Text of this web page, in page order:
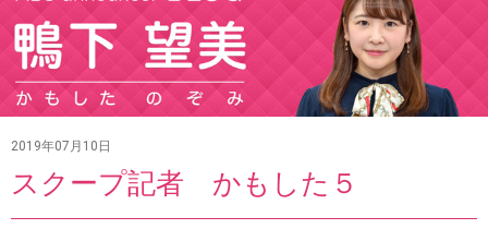
2019年07月10日
スクープ記者 かもした５